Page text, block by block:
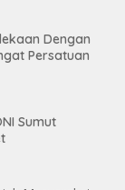
Dengan
Persatuan
Sumut